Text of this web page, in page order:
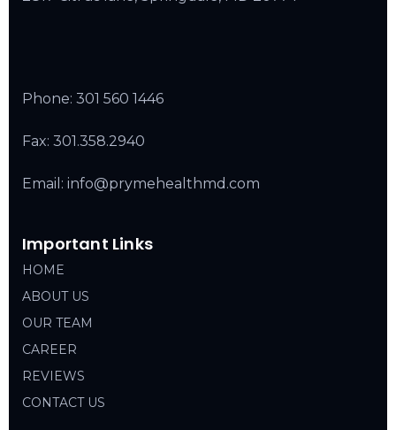
Phone: 301 560 1446
Fax: 301.358.2940
Email: info@prymehealthmd.com
Important Links
HOME
ABOUT US
OUR TEAM
CAREER
REVIEWS
CONTACT US